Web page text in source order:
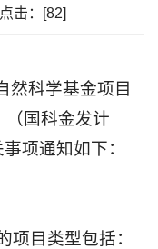
击：[82]
然科学基金项目
（国科金发计
项通知如下：
项目类型包括：